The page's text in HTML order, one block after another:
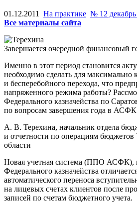
01.12.2011 На практике № 12 декабрь
Все материалы сайта
Завершается очередной финансовый
Именно в этот период становится
необходимо сделать для максимально
и бесперебойного перехода, что
напряженного режима работы?
Федерального казначейства по
по вопросам завершения года в
А. В. Терехина, начальник отдела
и отчетности по операциям
области
Новая учетная система (ППО АСФК),
Федерального казначейства
автоматического переноса
на лицевых счетах клиентов после
записей по счетам бюджетного учета.